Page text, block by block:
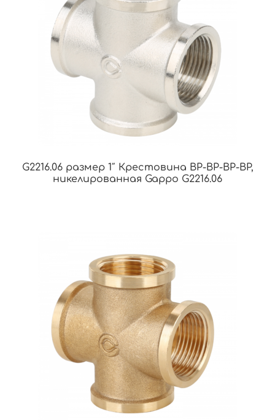
G2216.06 размер 1″ Крестовина ВР-ВР-ВР-ВР,
никелированная Gappo G2216.06